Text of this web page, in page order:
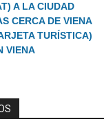
A LA CIUDAD
CERCA DE VIENA
TURÍSTICA)
VIENA